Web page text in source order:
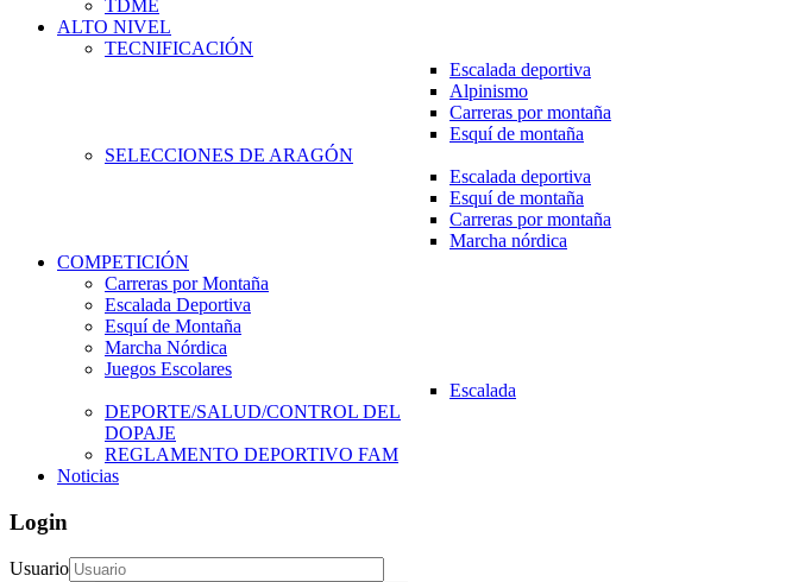
TDME
ALTO NIVEL
TECNIFICACIÓN
Escalada deportiva
Alpinismo
Carreras por montaña
Esquí de montaña
SELECCIONES DE ARAGÓN
Escalada deportiva
Esquí de montaña
Carreras por montaña
Marcha nórdica
COMPETICIÓN
Carreras por Montaña
Escalada Deportiva
Esquí de Montaña
Marcha Nórdica
Juegos Escolares
Escalada
DEPORTE/SALUD/CONTROL DEL
DOPAJE
REGLAMENTO DEPORTIVO FAM
Noticias
Login
Usuario